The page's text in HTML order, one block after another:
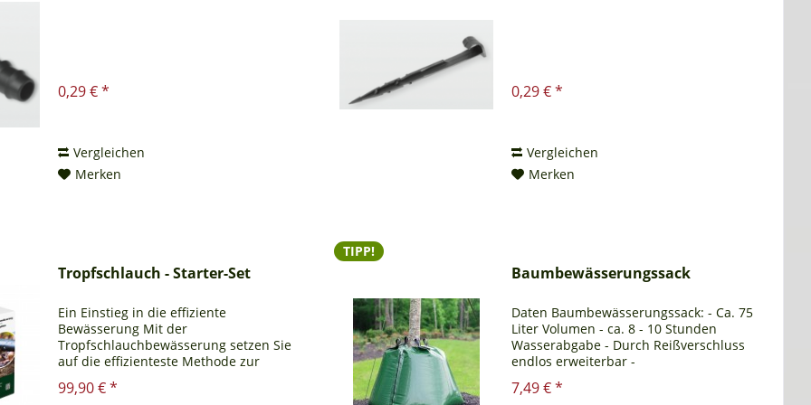
0,29 € *
Vergleichen
Merken
0,29 € *
Vergleichen
Merken
Tropfschlauch - Starter-Set
Ein Einstieg in die effiziente
Bewässerung Mit der
Tropfschlauchbewässerung setzen Sie
auf die effizienteste Methode zur
auch noch Wasser. Die Installation ist
99,90 € *
TIPP!
Baumbewässerungssack
Daten Baumbewässerungssack: - Ca. 75
Liter Volumen - ca. 8 - 10 Stunden
Wasserabgabe - Durch Reißverschluss
endlos erweiterbar -
stabil - Polyethylen Vorteile: - einfache
7,49 € *